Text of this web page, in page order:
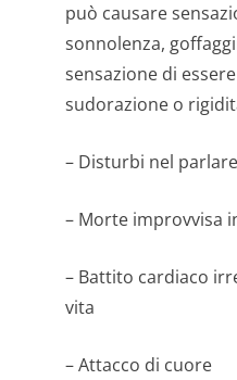
può causare
sonnolenza,
sensazione di
sudorazione o
– Disturbi nel parlare
– Morte improvvisa
– Battito cardiaco
vita
– Attacco di cuore